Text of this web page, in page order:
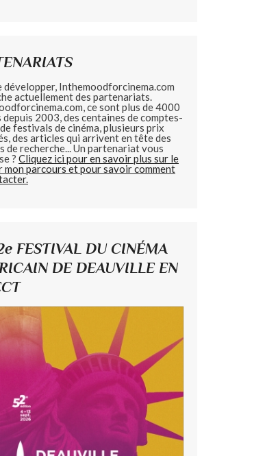
développer, Inthemoodforcinema.com
actuellement des partenariats.
ce sont plus de 4000
2003, des centaines de comptes-
festivals de cinéma, plusieurs prix
des articles qui arrivent en tête des
de recherche... Un partenariat vous
? Cliquez ici pour en savoir plus sur le
mon parcours et pour savoir comment
FESTIVAL DU CINÉMA
DE DEAUVILLE EN